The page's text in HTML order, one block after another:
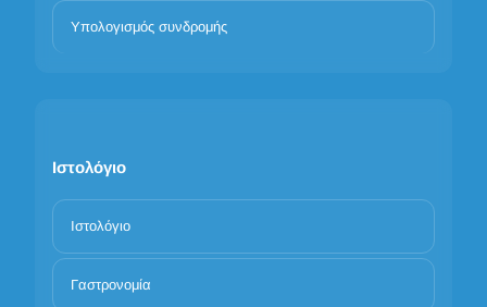
Υπολογισμός συνδρομής
Ιστολόγιο
Ιστολόγιο
Γαστρονομία